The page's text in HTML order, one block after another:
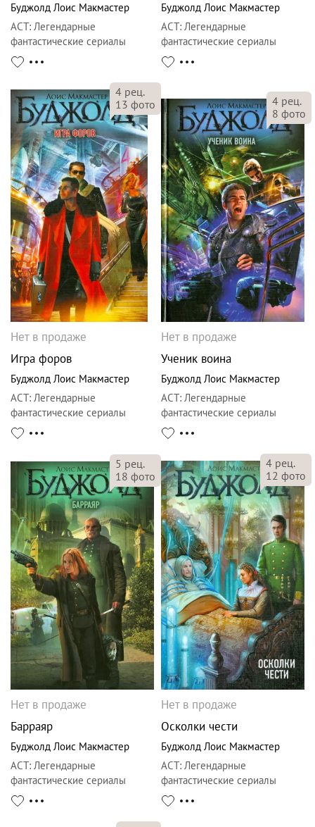
Буджолд Лоис Макмастер
АСТ: Легендарные
фантастические сериалы
Буджолд Лоис Макмастер
АСТ: Легендарные
фантастические сериалы
4 рец.
13 фото
Нет в продаже
Игра форов
Буджолд Лоис Макмастер
АСТ: Легендарные
фантастические сериалы
4 рец.
8 фото
Нет в продаже
Ученик воина
Буджолд Лоис Макмастер
АСТ: Легендарные
фантастические сериалы
5 рец.
18 фото
Нет в продаже
Барраяр
Буджолд Лоис Макмастер
АСТ: Легендарные
фантастические сериалы
4 рец.
12 фото
Нет в продаже
Осколки чести
Буджолд Лоис Макмастер
АСТ: Легендарные
фантастические сериалы